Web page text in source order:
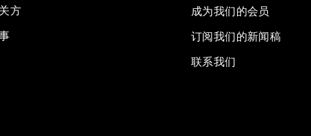
方
成为我们的会员
订阅我们的新闻稿
联系我们